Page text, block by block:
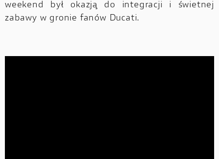
weekend był okazją do integracji i świetnej
zabawy w gronie fanów Ducati.